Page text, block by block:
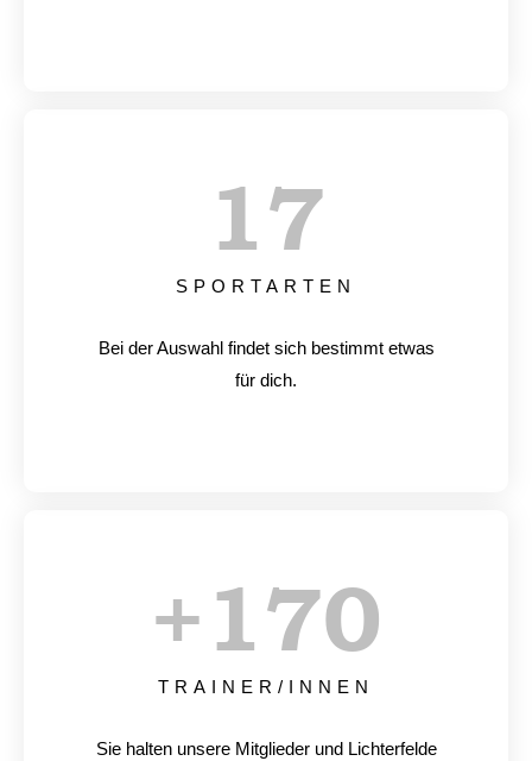
SPORTARTEN
17
Bei der Auswahl findet sich bestimmt etwas
für dich.
TRAINER/INNEN
+170
Sie halten unsere Mitglieder und Lichterfelde